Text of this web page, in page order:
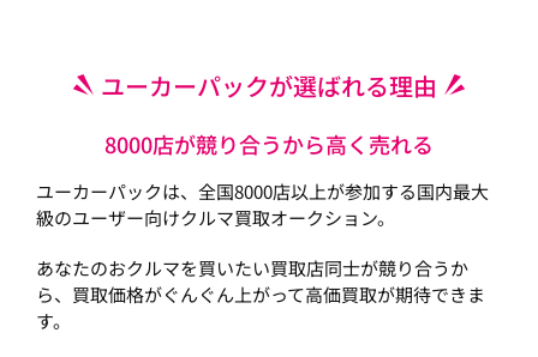
ユーカーパックが選ばれる理由
8000店が競り合うから高く売れる
ユーカーパックは、全国8000店以上が参加する国内最大
級のユーザー向けクルマ買取オークション。
あなたのおクルマを買いたい買取店同士が競り合うか
ら、買取価格がぐんぐん上がって高価買取が期待できま
す。